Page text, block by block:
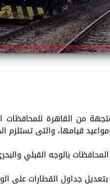
قيامها، والتى تستلزم
بالوجه القبلي
جداول القطارات على